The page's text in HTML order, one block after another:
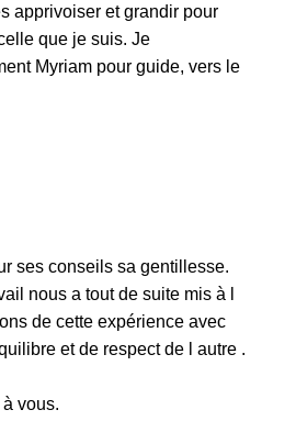
apprivoiser et grandir pour
que je suis. Je
Myriam pour guide, vers le
ses conseils sa gentillesse.
nous a tout de suite mis à l
de cette expérience avec
et de respect de l autre .
vous.